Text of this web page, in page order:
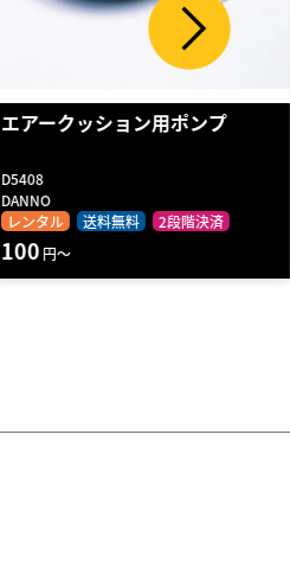
Ｍｅｄｉｕｍボール９／ブルー
D5903
DANNO
レンタル
送料無料 2段階決済
90円～